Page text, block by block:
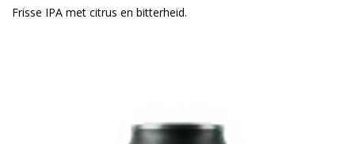
Frisse IPA met citrus en bitterheid.